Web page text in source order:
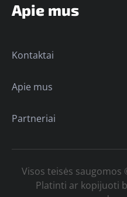
Apie mus
Kontaktai
Apie mus
Partneriai
Visos teisės saugomos
Platinti ar kopijuoti